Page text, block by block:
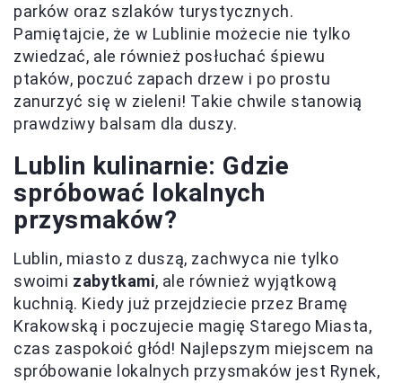
parków oraz szlaków turystycznych.
Pamiętajcie, że w Lublinie możecie nie tylko
zwiedzać, ale również posłuchać śpiewu
ptaków, poczuć zapach drzew i po prostu
zanurzyć się w zieleni! Takie chwile stanowią
prawdziwy balsam dla duszy.
Lublin kulinarnie: Gdzie
spróbować lokalnych
przysmaków?
Lublin, miasto z duszą, zachwyca nie tylko
swoimi zabytkami, ale również wyjątkową
kuchnią. Kiedy już przejdziecie przez Bramę
Krakowską i poczujecie magię Starego Miasta,
czas zaspokoić głód! Najlepszym miejscem na
spróbowanie lokalnych przysmaków jest Rynek,